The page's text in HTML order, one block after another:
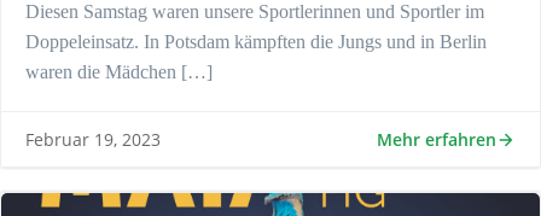
Diesen Samstag waren unsere Sportlerinnen und Sportler im
Doppeleinsatz. In Potsdam kämpften die Jungs und in Berlin
waren die Mädchen […]
Februar 19, 2023 Mehr erfahren